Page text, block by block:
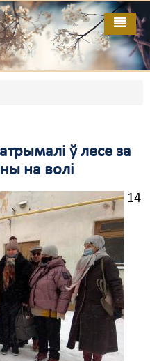
ў лесе за
на волі
14